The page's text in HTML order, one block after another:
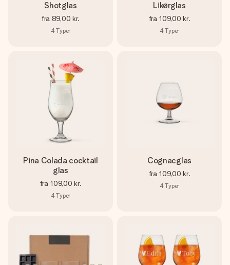
Shotglas
fra 89,00 kr.
4Typer
Likørglas
fra 109,00 kr.
4Typer
Pina Colada cocktail
glas
fra 109,00 kr.
4Typer
Cognacglas
fra 109,00 kr.
4Typer